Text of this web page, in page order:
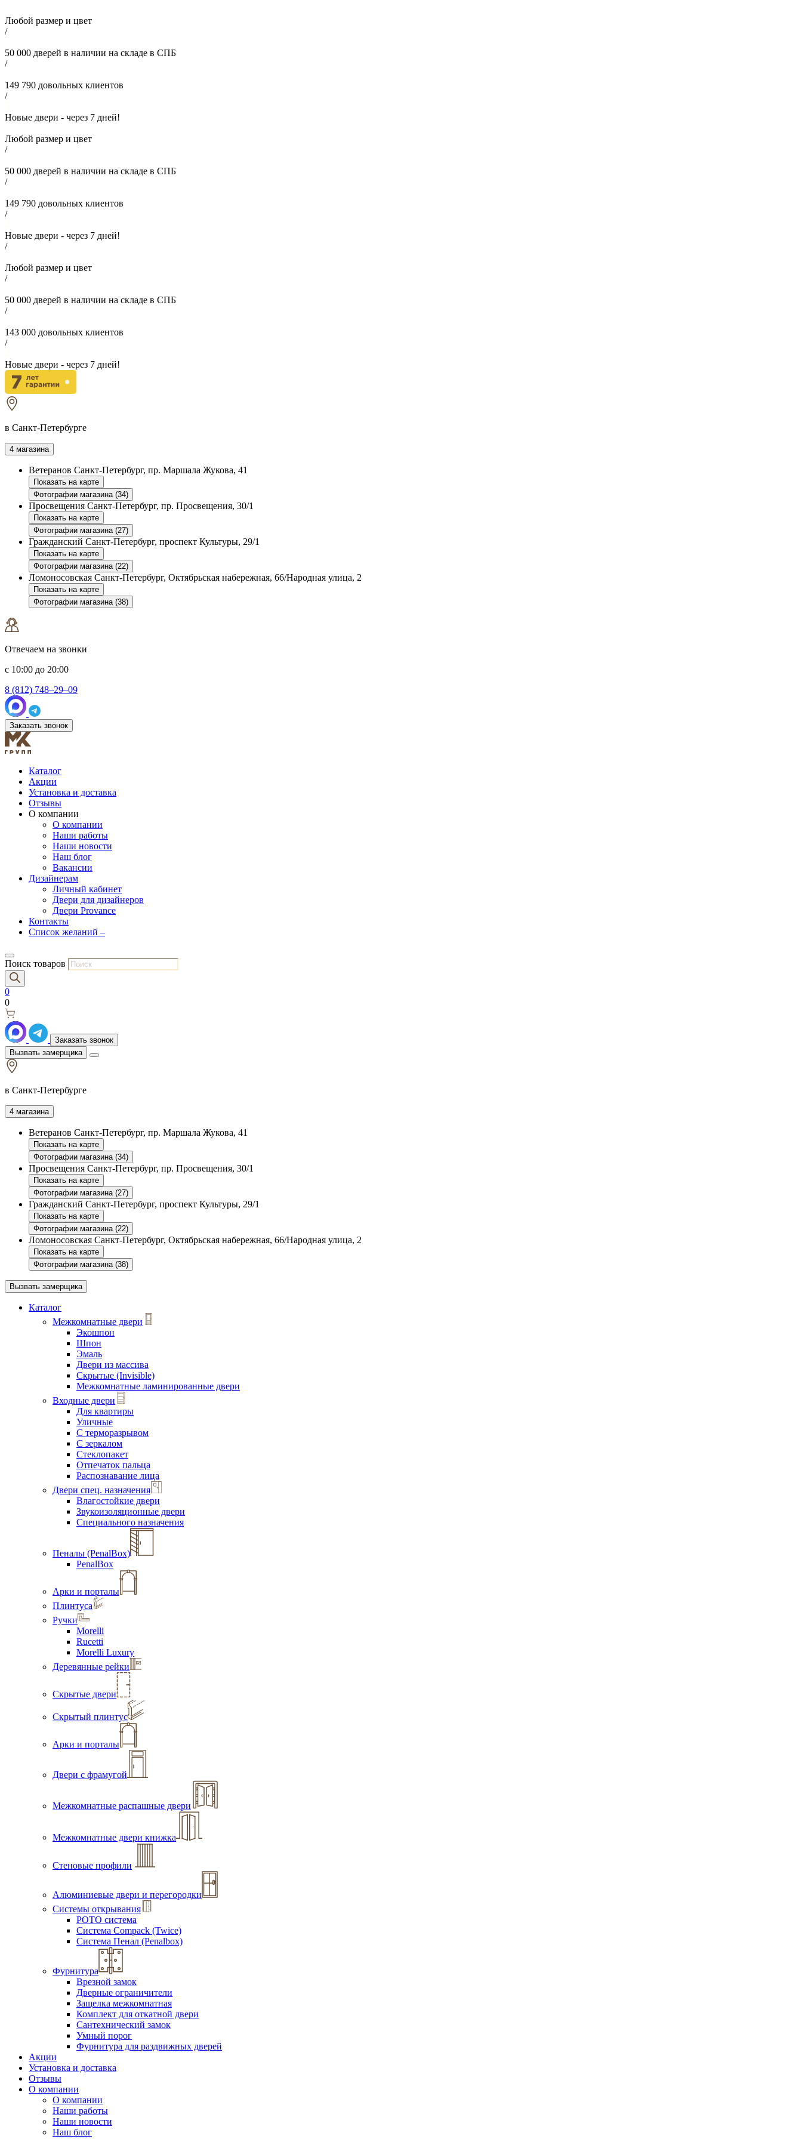
Любой размер и цвет
/
50 000 дверей в наличии на складе в СПБ
/
149 790 довольных клиентов
/
Новые двери - через 7 дней!
Любой размер и цвет
/
50 000 дверей в наличии на складе в СПБ
/
149 790 довольных клиентов
/
Новые двери - через 7 дней!
/
Любой размер и цвет
/
50 000 дверей в наличии на складе в СПБ
/
143 000 довольных клиентов
/
Новые двери - через 7 дней!
в Санкт-Петербурге
4 магазина
Ветеранов Санкт-Петербург, пр. Маршала Жукова, 41
Показать на карте
Фотографии магазина (34)
Просвещения Санкт-Петербург, пр. Просвещения, 30/1
Показать на карте
Фотографии магазина (27)
Гражданский Санкт-Петербург, проспект Культуры, 29/1
Показать на карте
Фотографии магазина (22)
Ломоносовская Санкт-Петербург, Октябрьская набережная, 66/Народная улица, 2
Показать на карте
Фотографии магазина (38)
Отвечаем на звонки
с 10:00 до 20:00
8 (812) 748–29–09
Заказать звонок
Каталог
Акции
Установка и доставка
Отзывы
О компании
О компании
Наши работы
Наши новости
Наш блог
Вакансии
Дизайнерам
Личный кабинет
Двери для дизайнеров
Двери Provance
Контакты
Список желаний –
Поиск товаров
0
0
Заказать звонок
Вызвать замерщика
в Санкт-Петербурге
4 магазина
Ветеранов Санкт-Петербург, пр. Маршала Жукова, 41
Показать на карте
Фотографии магазина (34)
Просвещения Санкт-Петербург, пр. Просвещения, 30/1
Показать на карте
Фотографии магазина (27)
Гражданский Санкт-Петербург, проспект Культуры, 29/1
Показать на карте
Фотографии магазина (22)
Ломоносовская Санкт-Петербург, Октябрьская набережная, 66/Народная улица, 2
Показать на карте
Фотографии магазина (38)
Вызвать замерщика
Каталог
Межкомнатные двери
Экошпон
Шпон
Эмаль
Двери из массива
Скрытые (Invisible)
Межкомнатные ламинированные двери
Входные двери
Для квартиры
Уличные
С терморазрывом
С зеркалом
Стеклопакет
Отпечаток пальца
Распознавание лица
Двери спец. назначения
Влагостойкие двери
Звукоизоляционные двери
Специального назначения
Пеналы (PenalBox)
PenalBox
Арки и порталы
Плинтуса
Ручки
Morelli
Rucetti
Morelli Luxury
Деревянные рейки
Скрытые двери
Скрытый плинтус
Арки и порталы
Двери с фрамугой
Межкомнатные распашные двери
Межкомнатные двери книжка
Стеновые профили
Алюминиевые двери и перегородки
Системы открывания
РОТО система
Система Compack (Twice)
Система Пенал (Penalbox)
Фурнитура
Врезной замок
Дверные ограничители
Защелка межкомнатная
Комплект для откатной двери
Сантехнический замок
Умный порог
Фурнитура для раздвижных дверей
Акции
Установка и доставка
Отзывы
О компании
О компании
Наши работы
Наши новости
Наш блог